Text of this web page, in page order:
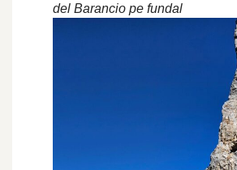
del Barancio pe fundal